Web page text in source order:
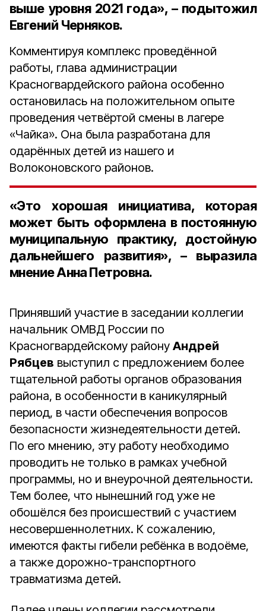
выше уровня 2021 года», – подытожил
Евгений Черняков.
Комментируя комплекс проведённой
работы, глава администрации
Красногвардейского района особенно
остановилась на положительном опыте
проведения четвёртой смены в лагере
«Чайка». Она была разработана для
одарённых детей из нашего и
Волоконовского районов.
«Это хорошая инициатива, которая
может быть оформлена в постоянную
муниципальную практику, достойную
дальнейшего развития», – выразила
мнение Анна Петровна.
Принявший участие в заседании коллегии
начальник ОМВД России по
Красногвардейскому району Андрей
Рябцев выступил с предложением более
тщательной работы органов образования
района, в особенности в каникулярный
период, в части обеспечения вопросов
безопасности жизнедеятельности детей.
По его мнению, эту работу необходимо
проводить не только в рамках учебной
программы, но и внеурочной деятельности.
Тем более, что нынешний год уже не
обошёлся без происшествий с участием
несовершеннолетних. К сожалению,
имеются факты гибели ребёнка в водоёме,
а также дорожно-транспортного
травматизма детей.